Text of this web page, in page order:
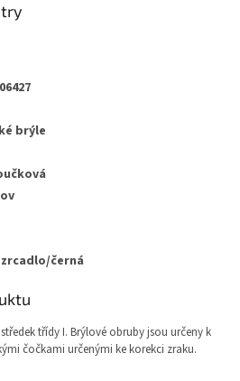
brýle
černá
třídy I. Brýlové obruby jsou určeny k
čočkami určenými ke korekci zraku.